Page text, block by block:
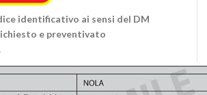
identificativo ai sensi del DM
e preventivato